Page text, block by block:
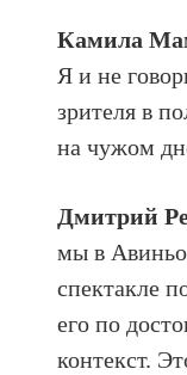
Камила
Я и не
зрителя в
на чужом
Дмитрий
мы в
спектакле
его по
контекст.